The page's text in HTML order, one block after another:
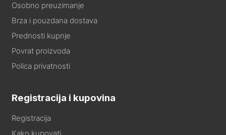
Osobno preuzimanje
Brza i pouzdana dostava
Prednosti kupnje
Povrat proizvoda
Polica privatnosti
Registracija i kupovina
Registracija